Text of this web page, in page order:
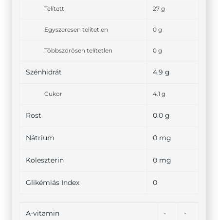
Telített 27 g
Egyszeresen telítetlen 0 g
Többszörösen telítetlen 0 g
Szénhidrát 4.9 g
Cukor 4.1 g
Rost 0.0 g
Nátrium 0 mg
Koleszterin 0 mg
Glikémiás Index 0
A-vitamin - -